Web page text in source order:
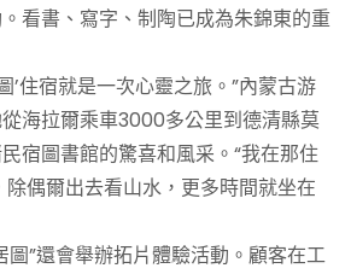
看書、寫字、制陶已成為朱錦東的重
住宿就是一次心靈之旅。”內蒙古游
海拉爾乘車3000多公里到德清縣莫
宿圖書館的驚喜和風采。“我在那住
偶爾出去看山水，更多時間就坐在
”還會舉辦拓片體驗活動。顧客在工